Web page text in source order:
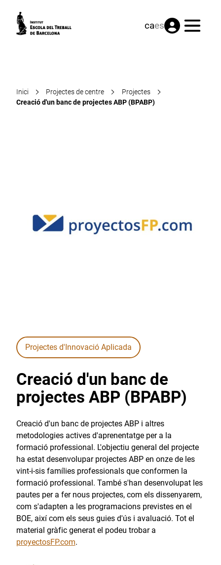
caes Menú
Inici Projectes de centre
Projectes
Creació d'un banc de projectes ABP (BPABP)
Projectes d'Innovació Aplicada
Creació d'un banc de
projectes ABP (BPABP)
Creació d'un banc de projectes ABP i altres
metodologies actives d'aprenentatge per a la
formació professional. L'objectiu general del projecte
ha estat desenvolupar projectes ABP en onze de les
vint-i-sis famílies professionals que conformen la
formació professional. També s'han desenvolupat les
pautes per a fer nous projectes, com els dissenyarem,
com s'adapten a les programacions previstes en el
BOE, així com els seus guies d'ús i avaluació. Tot el
material gràfic generat el podeu trobar a
proyectosFP.com.